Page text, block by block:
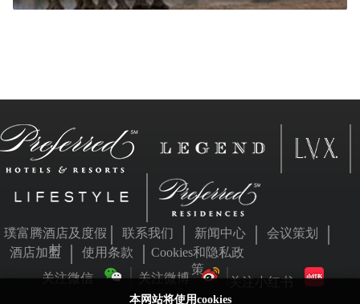
本网站将使用cookies
璞富腾酒店及度假
村
联系我们 新闻中心
会议策划
酒店加盟
使用条款
Cookies和隐私政
策
关注微信 关注微博 关注小红书